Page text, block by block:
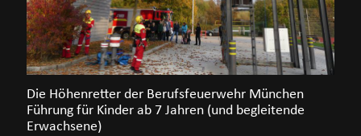
Die Höhenretter der Berufsfeuerwehr München
Führung für Kinder ab 7 Jahren (und begleitende
Erwachsene)